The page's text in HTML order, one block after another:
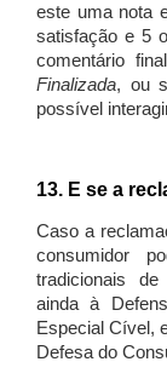
este uma nota
satisfação e 5
comentário
Finalizada, ou
possível
13. E se a
Caso a
consumidor
tradicionais
ainda à
Especial Cível,
Defesa do